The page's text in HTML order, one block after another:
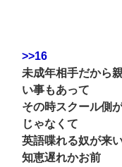
>>16
未成年相手だから
い事もあって
その時スクール側
じゃなくて
英語喋れる奴が来
知恵遅れかお前